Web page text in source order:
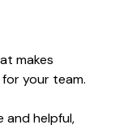
makes
your team.
and helpful,